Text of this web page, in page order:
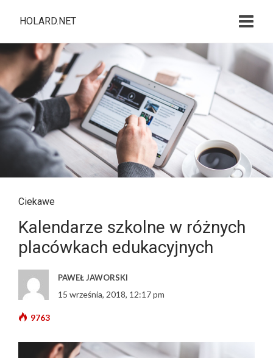
HOLARD.NET
Ciekawe
Kalendarze szkolne w różnych
placówkach edukacyjnych
PAWEŁ JAWORSKI
15 września, 2018, 12:17 pm
9763